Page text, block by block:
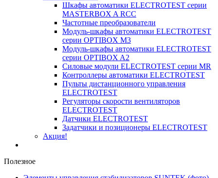
Шкафы автоматики ELECTROTEST серии
MASTERBOX A RCC
Частотные преобразователи
Модуль-шкафы автоматики ELECTROTEST
серии OPTIBOX M3
Модуль-шкафы автоматики ELECTROTEST
серии OPTIBOX A2
Силовые модули ELECTROTEST серии MR
Контроллеры автоматики ELECTROTEST
Пульты дистанционного управления
ELECTROTEST
Регуляторы скорости вентиляторов
ELECTROTEST
Датчики ELECTROTEST
Задатчики и позиционеры ELECTROTEST
Акция!
Полезное